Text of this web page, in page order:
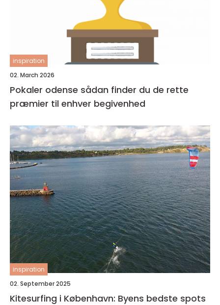
inspiration
02. March 2026
Pokaler odense sådan finder du de rette
præmier til enhver begivenhed
inspiration
02. September 2025
Kitesurfing i København: Byens bedste spots